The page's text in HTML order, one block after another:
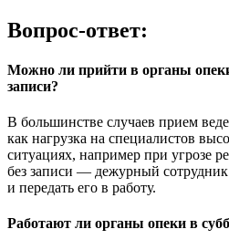
Вопрос-ответ:
Можно ли прийти в органы
записи?
В большинстве случаев прием
как нагрузка на специалистов
ситуациях, например при угрозе
без записи — дежурный сотрудник
и передать его в работу.
Работают ли органы опеки в